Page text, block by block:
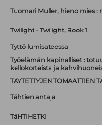
Tuomari Muller, hieno mies :
Twilight - Twilight, Book 1
Tyttö lumisateessa
Työelämän kapinalliset :
kellokorteista ja
TÄYTETTYJEN TOMAATTIEN
Tähtien antaja
TäHTIHETKI